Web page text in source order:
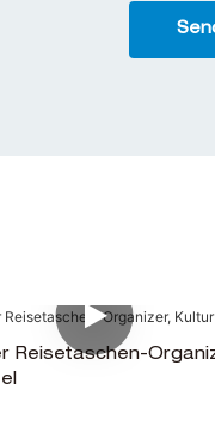
Reisetaschen-